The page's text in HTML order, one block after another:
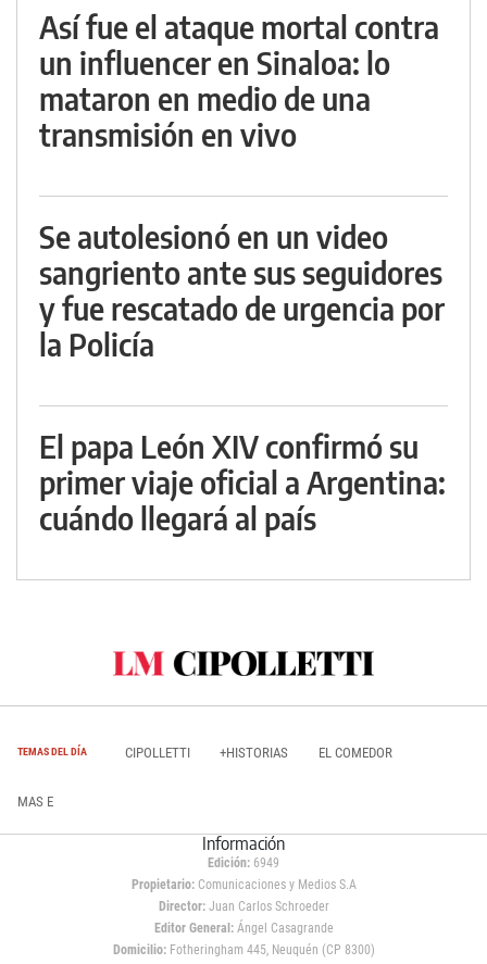
Así fue el ataque mortal contra
un influencer en Sinaloa: lo
mataron en medio de una
transmisión en vivo
Se autolesionó en un video
sangriento ante sus seguidores
y fue rescatado de urgencia por
la Policía
El papa León XIV confirmó su
primer viaje oficial a Argentina:
cuándo llegará al país
TEMAS DEL DÍA CIPOLLETTI +HISTORIAS EL COMEDOR
MAS E
Información
Edición: 6949
Propietario:Comunicaciones y Medios S.A
Director: Juan Carlos Schroeder
Editor General:Ángel Casagrande
Domicilio:Fotheringham 445, Neuquén (CP 8300)